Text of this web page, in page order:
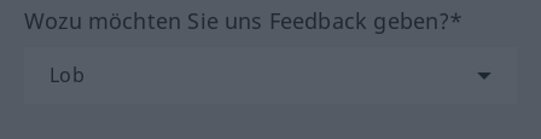
Wozu möchten Sie uns Feedback geben?*